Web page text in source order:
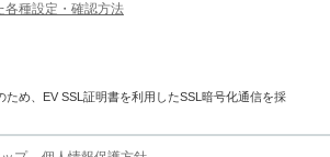
各種設定・確認方法
ため、EV SSL証明書を利用したSSL暗号化通信を採